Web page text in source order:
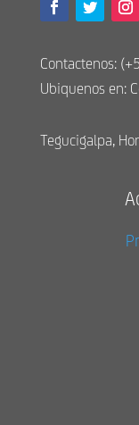
Contactenos:
Ubiquenos en:
Tegucigalpa,